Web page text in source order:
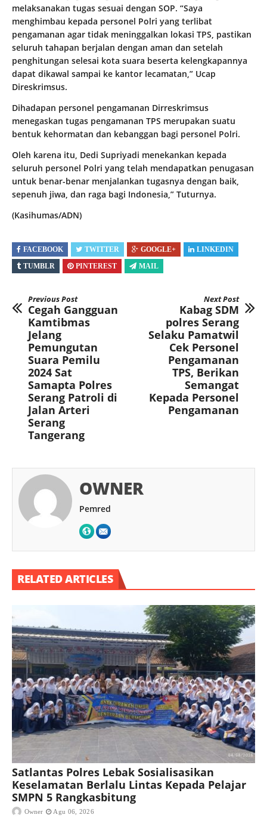
melaksanakan tugas sesuai dengan SOP. “Saya
menghimbau kepada personel Polri yang terlibat
pengamanan agar tidak meninggalkan lokasi TPS, pastikan
seluruh tahapan berjalan dengan aman dan setelah
penghitungan selesai kota suara beserta kelengkapannya
dapat dikawal sampai ke kantor lecamatan,” Ucap
Direskrimsus.
Dihadapan personel pengamanan Dirreskrimsus
menegaskan tugas pengamanan TPS merupakan suatu
bentuk kehormatan dan kebanggan bagi personel Polri.
Oleh karena itu, Dedi Supriyadi menekankan kepada
seluruh personel Polri yang telah mendapatkan penugasan
untuk benar-benar menjalankan tugasnya dengan baik,
sepenuh jiwa, dan raga bagi Indonesia,” Tuturnya.
(Kasihumas/ADN)
FACEBOOK TWITTER GOOGLE+
LINKEDIN
TUMBLR
PINTEREST MAIL
Previous Post
Cegah Gangguan
Kamtibmas
Jelang
Pemungutan
Suara Pemilu
2024 Sat
Samapta Polres
Serang Patroli di
Jalan Arteri
Serang
Tangerang
Next Post
Kabag SDM
polres Serang
Selaku Pamatwil
Cek Personel
Pengamanan
TPS, Berikan
Semangat
Kepada Personel
Pengamanan
OWNER
Pemred
RELATED ARTICLES
Satlantas Polres Lebak Sosialisasikan
Keselamatan Berlalu Lintas Kepada Pelajar
SMPN 5 Rangkasbitung
Owner Agu 06, 2026